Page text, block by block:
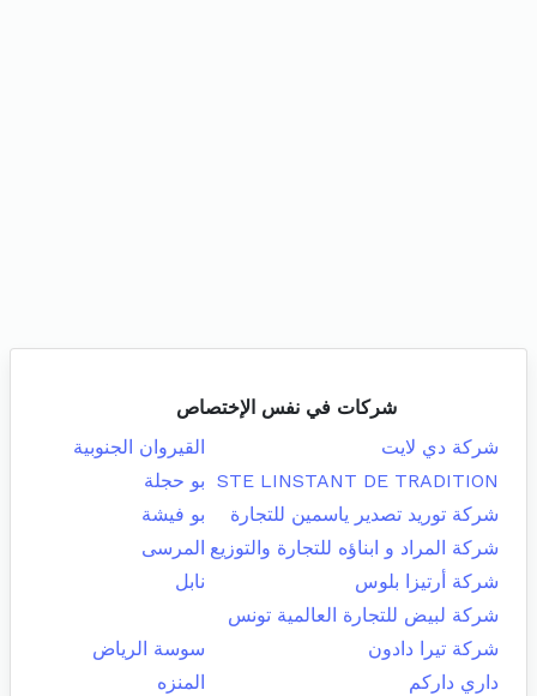
شركات في نفس الإختصاص
شركة دي لايت
القيروان الجنوبية
STE LINSTANT DE TRADITION بو حجلة
شركة توريد تصدير ياسمين للتجارة
بو فيشة
شركة المراد و ابناؤه للتجارة والتوزيع المرسى
شركة أرتيزا بلوس
نابل
شركة لبيض للتجارة العالمية تونس
شركة تيرا دادون
سوسة الرياض
داري داركم
المنزه